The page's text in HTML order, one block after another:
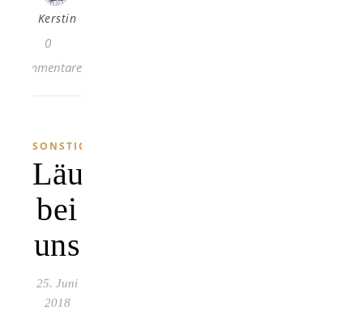
Kerstin
0
Kommentare
SONSTIGES
Läuft
bei
uns
25. Juni
2018